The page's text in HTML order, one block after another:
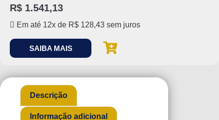
R$ 1.541,13
Em até 12x de R$ 128,43 sem juros
SAIBA MAIS
Descrição
Informação adicional